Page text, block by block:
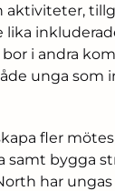
aktiviteter,
lika
i andra
unga som
fler
samt bygga
har